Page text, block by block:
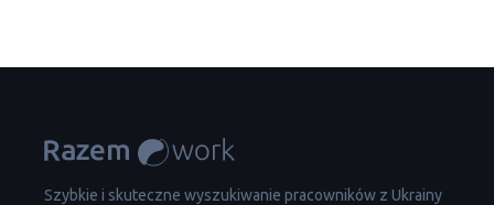
Szybkie i skuteczne wyszukiwanie pracowników z Ukrainy